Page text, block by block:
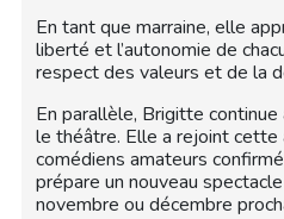
En tant que marraine, elle
liberté et l’autonomie de
respect des valeurs et de la
En parallèle, Brigitte
le théâtre. Elle a rejoint cette
comédiens amateurs
prépare un nouveau
novembre ou décembre